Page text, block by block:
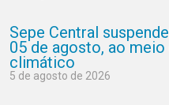
Sepe Central
05 de agosto, ao
climático
5 de agosto de 2026